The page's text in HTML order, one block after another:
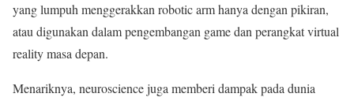
yang lumpuh menggerakkan robotic arm hanya dengan pikiran,
atau digunakan dalam pengembangan game dan perangkat virtual
reality masa depan.
Menariknya, neuroscience juga memberi dampak pada dunia